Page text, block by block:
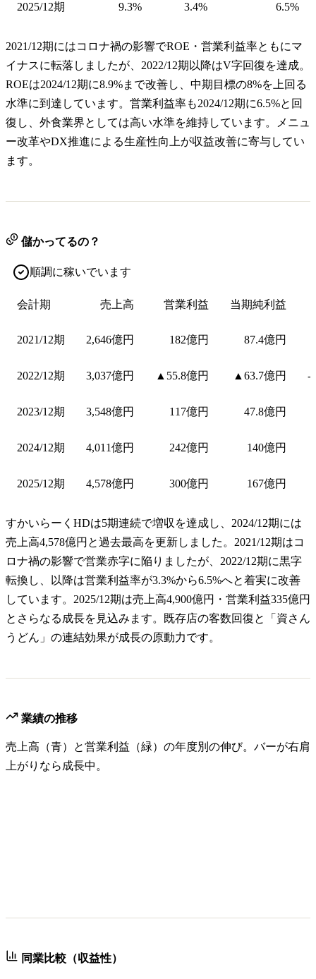
2025/12期 9.3% 3.4% 6.5%
2021/12期にはコロナ禍の影響でROE・営業利益率ともにマ
イナスに転落しましたが、2022/12期以降はV字回復を達成。
ROEは2024/12期に8.9%まで改善し、中期目標の8%を上回る
水準に到達しています。営業利益率も2024/12期に6.5%と回
復し、外食業界としては高い水準を維持しています。メニュ
ー改革やDX推進による生産性向上が収益改善に寄与してい
ます。
儲かってるの？
順調に稼いでいます
会計期 売上高 営業利益 当期純利益
2021/12期 2,646億円 182億円 87.4億円
2022/12期 3,037億円 ▲55.8億円 ▲63.7億円 -
2023/12期 3,548億円 117億円 47.8億円
2024/12期 4,011億円 242億円 140億円
2025/12期 4,578億円 300億円 167億円
すかいらーくHDは5期連続で増収を達成し、2024/12期には
売上高4,578億円と過去最高を更新しました。2021/12期はコ
ロナ禍の影響で営業赤字に陥りましたが、2022/12期に黒字
転換し、以降は営業利益率が3.3%から6.5%へと着実に改善
しています。2025/12期は売上高4,900億円・営業利益335億円
とさらなる成長を見込みます。既存店の客数回復と「資さん
うどん」の連結効果が成長の原動力です。
業績の推移
売上高（青）と営業利益（緑）の年度別の伸び。バーが右肩
上がりなら成長中。
同業比較（収益性）